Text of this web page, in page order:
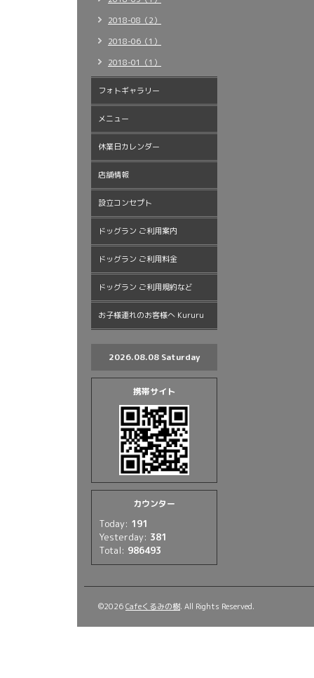
2018-08（2）
2018-06（1）
2018-01（1）
フォトギャラリー
メニュー
休業日カレンダー
店舗情報
設立コンセプト
ドッグラン ご利用案内
ドッグラン ご利用料金
ドッグラン ご利用規約など
お子様連れのお客様へ Kururu
2026.08.08 Saturday
携帯サイト
カウンター
Today: 191
Yesterday: 381
Total: 986493
©2026Cafeくるみの樹. All Rights Reserved.